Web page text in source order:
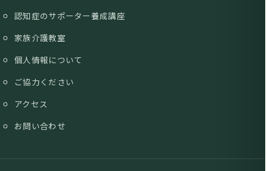
認知症のサポーター養成講座
家族介護教室
個人情報について
ご協力ください
アクセス
お問い合わせ